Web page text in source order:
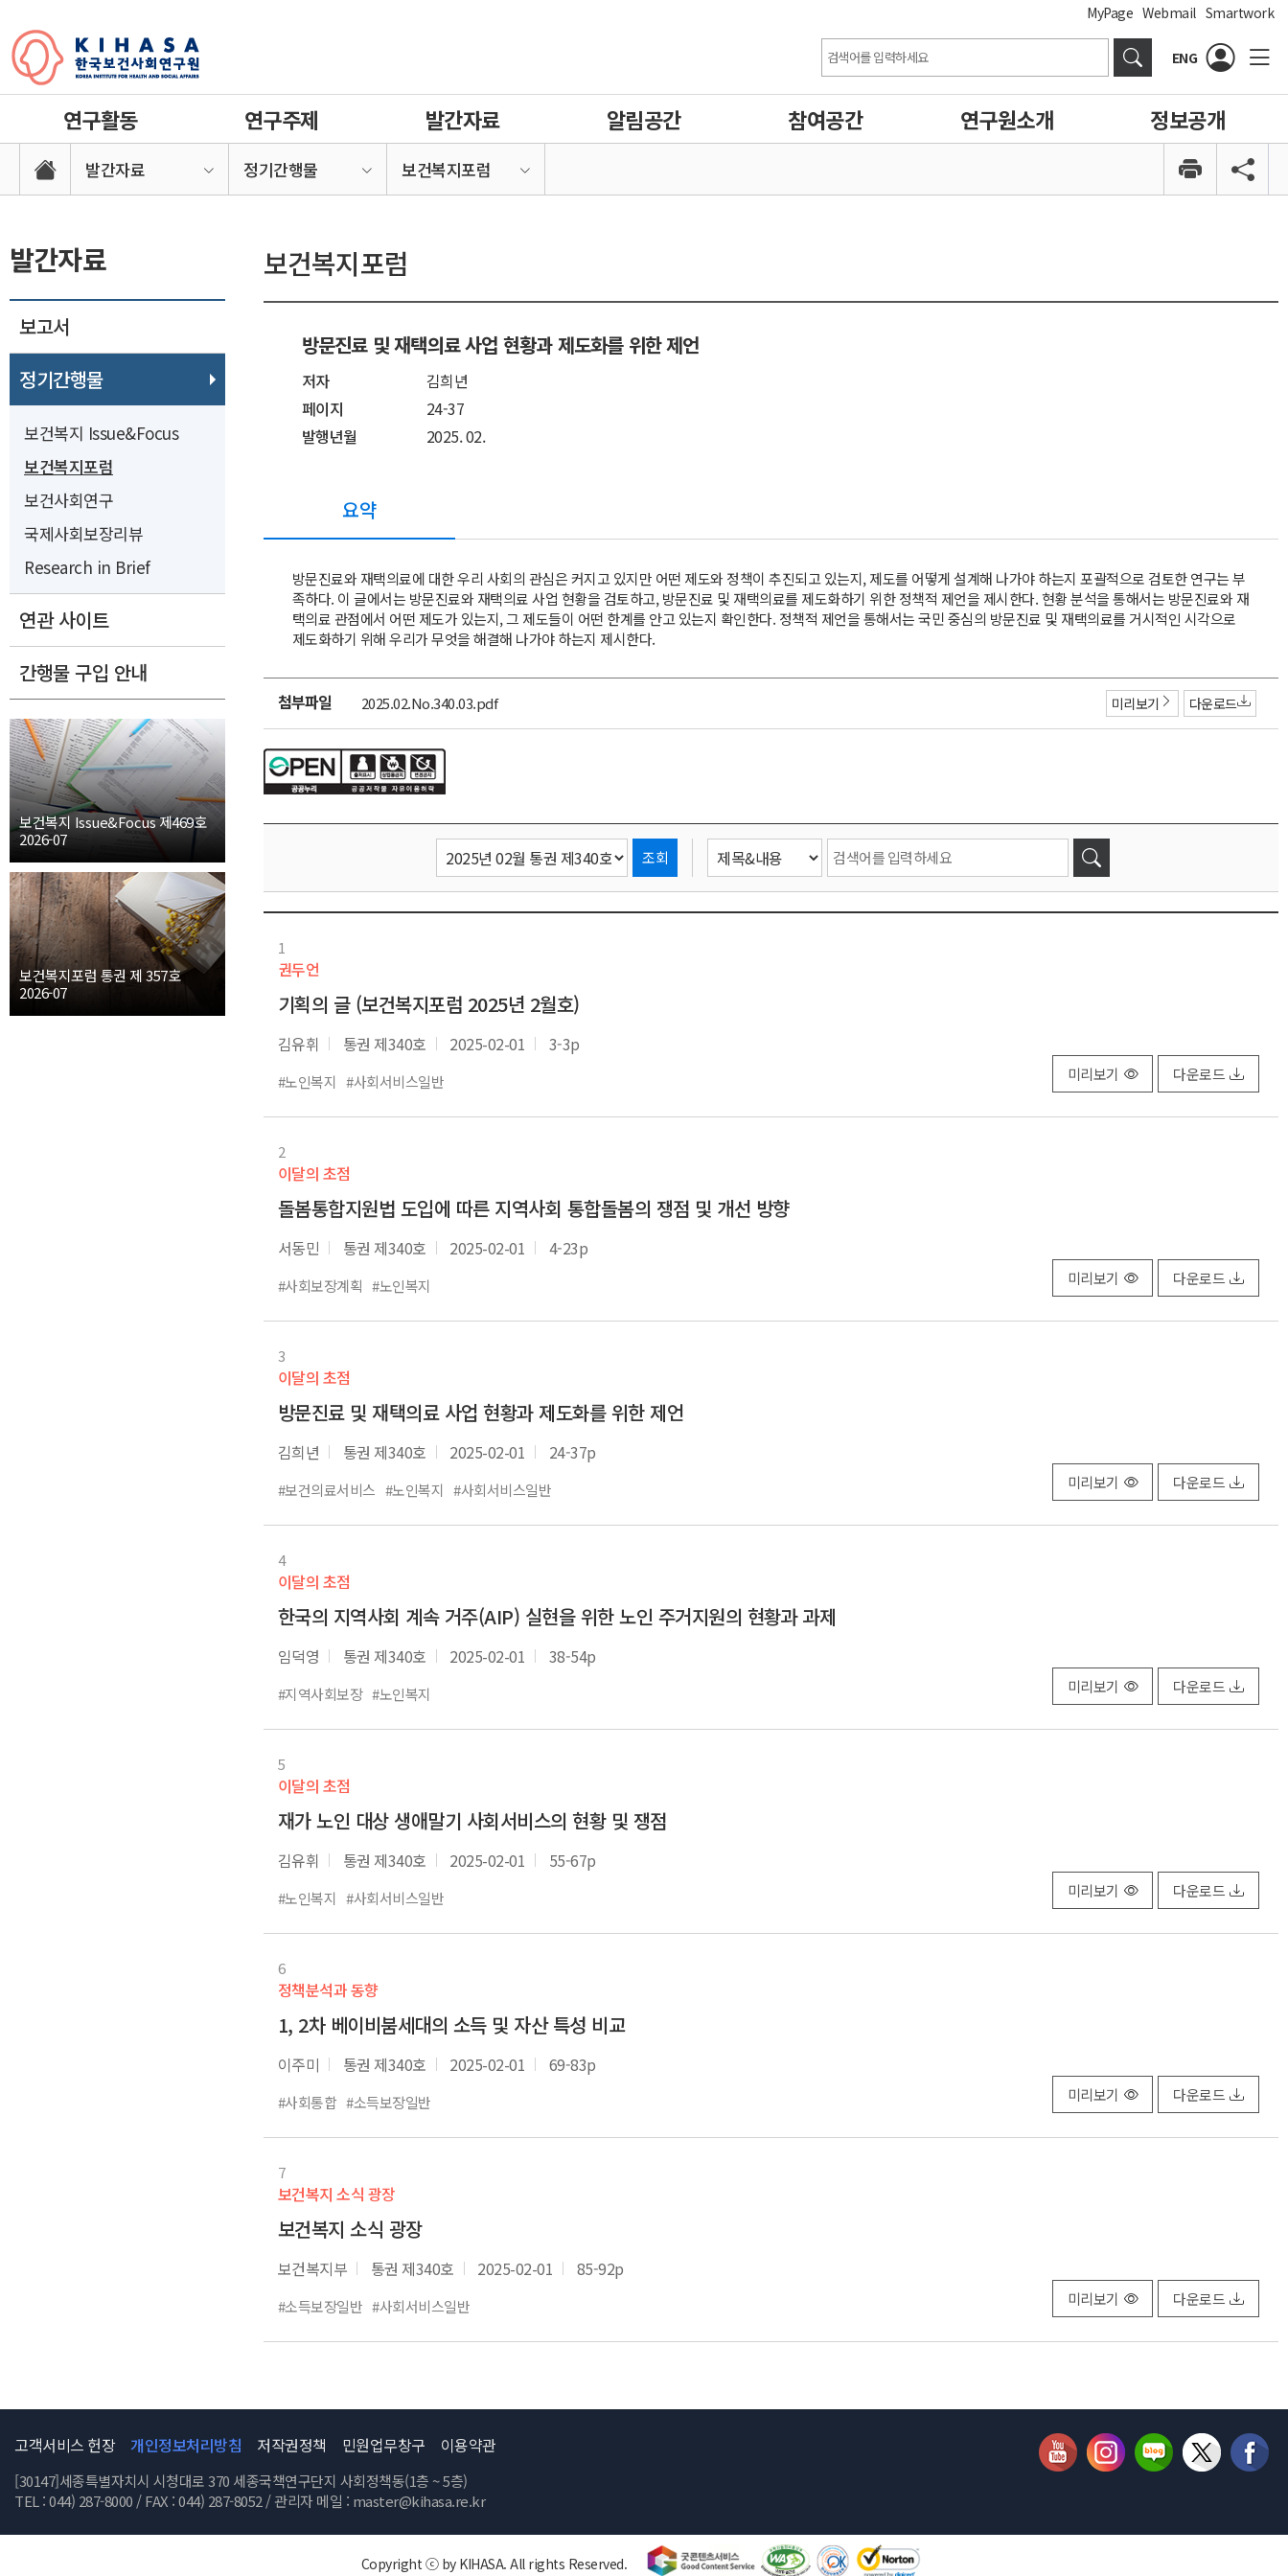
MyPage Webmail Smartwork
ENG
연구활동 연구주제 발간자료 알림공간 참여공간 연구원소개 정보공개
발간자료 정기간행물 보건복지포럼
발간자료
보고서
정기간행물
보건복지 Issue&Focus
보건복지포럼
보건사회연구
국제사회보장리뷰
Research in Brief
연관 사이트
간행물 구입 안내
보건복지 Issue&Focus 제469호
2026-07
보건복지포럼 통권 제 357호
2026-07
보건복지포럼
방문진료 및 재택의료 사업 현황과 제도화를 위한 제언
저자
김희년
페이지
24-37
발행년월
2025. 02.
요약
방문진료와 재택의료에 대한 우리 사회의 관심은 커지고 있지만 어떤 제도와 정책이 추진되고 있는지, 제도를 어떻게 설계해 나가야 하는지 포괄적으로 검토한 연구는 부
족하다. 이 글에서는 방문진료와 재택의료 사업 현황을 검토하고, 방문진료 및 재택의료를 제도화하기 위한 정책적 제언을 제시한다. 현황 분석을 통해서는 방문진료와 재
택의료 관점에서 어떤 제도가 있는지, 그 제도들이 어떤 한계를 안고 있는지 확인한다. 정책적 제언을 통해서는 국민 중심의 방문진료 및 재택의료를 거시적인 시각으로
제도화하기 위해 우리가 무엇을 해결해 나가야 하는지 제시한다.
첨부파일
첨
부
파
일
2025.02.No.340.03.pdf 미리보기 다운로드
조회
1
권두언
기획의 글 (보건복지포럼 2025년 2월호)
김유휘 통권 제340호 2025-02-01 3-3p
#노인복지 #사회서비스일반 미리보기 다운로드
2
이달의 초점
돌봄통합지원법 도입에 따른 지역사회 통합돌봄의 쟁점 및 개선 방향
서동민 통권 제340호 2025-02-01 4-23p
#사회보장계획 #노인복지 미리보기 다운로드
3
이달의 초점
방문진료 및 재택의료 사업 현황과 제도화를 위한 제언
김희년 통권 제340호 2025-02-01 24-37p
#보건의료서비스 #노인복지 #사회서비스일반 미리보기 다운로드
4
이달의 초점
한국의 지역사회 계속 거주(AIP) 실현을 위한 노인 주거지원의 현황과 과제
임덕영 통권 제340호 2025-02-01 38-54p
#지역사회보장 #노인복지 미리보기 다운로드
5
이달의 초점
재가 노인 대상 생애말기 사회서비스의 현황 및 쟁점
김유휘 통권 제340호 2025-02-01 55-67p
#노인복지 #사회서비스일반 미리보기 다운로드
6
정책분석과 동향
1, 2차 베이비붐세대의 소득 및 자산 특성 비교
이주미 통권 제340호 2025-02-01 69-83p
#사회통합 #소득보장일반 미리보기 다운로드
7
보건복지 소식 광장
보건복지 소식 광장
보건복지부 통권 제340호 2025-02-01 85-92p
#소득보장일반 #사회서비스일반 미리보기 다운로드
고객서비스 헌장 개인정보처리방침 저작권정책 민원업무창구 이용약관
[30147]세종특별자치시 시청대로 370 세종국책연구단지 사회정책동(1층 ~ 5층)
TEL : 044) 287-8000 / FAX : 044) 287-8052 / 관리자 메일 : master@kihasa.re.kr
Copyright ⓒ by KIHASA. All rights Reserved.